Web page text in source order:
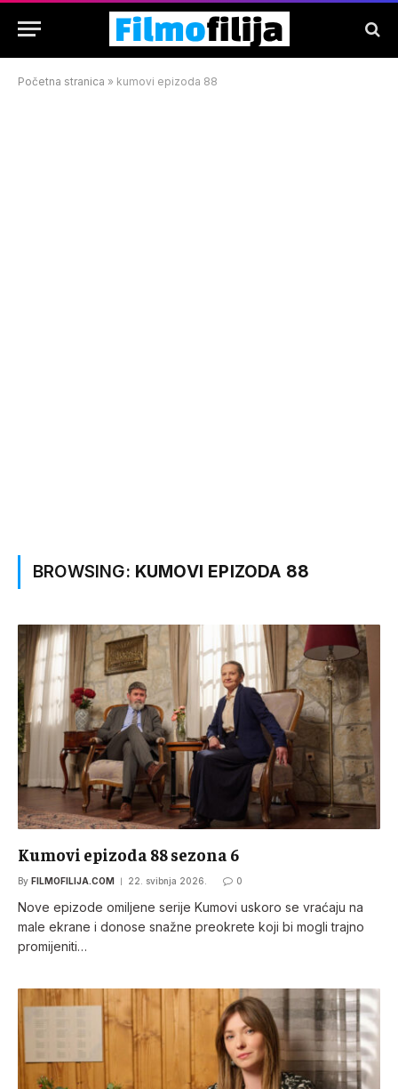
Početna stranica » kumovi epizoda 88
BROWSING: KUMOVI EPIZODA 88
Kumovi epizoda 88 sezona 6
By FILMOFILIJA.COM 22. svibnja 2026. 0
Nove epizode omiljene serije Kumovi uskoro se vraćaju na
male ekrane i donose snažne preokrete koji bi mogli trajno
promijeniti…